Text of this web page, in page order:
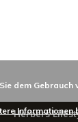
Herbers
dem
Informationen